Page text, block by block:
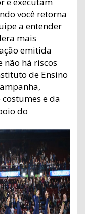
você retorna
a entender
mais
emitida
não há riscos
de Ensino
e da
do